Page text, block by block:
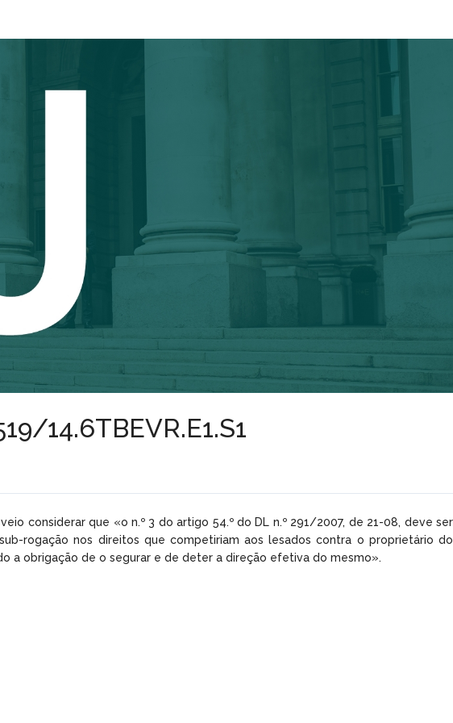
14.6TBEVR.E1.S1
considerar que «o n.º 3 do artigo 54.º do DL n.º 291/2007, de 21-08, deve ser
rogação nos direitos que competiriam aos lesados contra o proprietário do
a obrigação de o segurar e de deter a direção efetiva do mesmo».